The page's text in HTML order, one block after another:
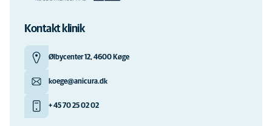
Kontakt klinik
Ølbycenter 12, 4600 Køge
koege@anicura.dk
+ 45 70 25 02 02